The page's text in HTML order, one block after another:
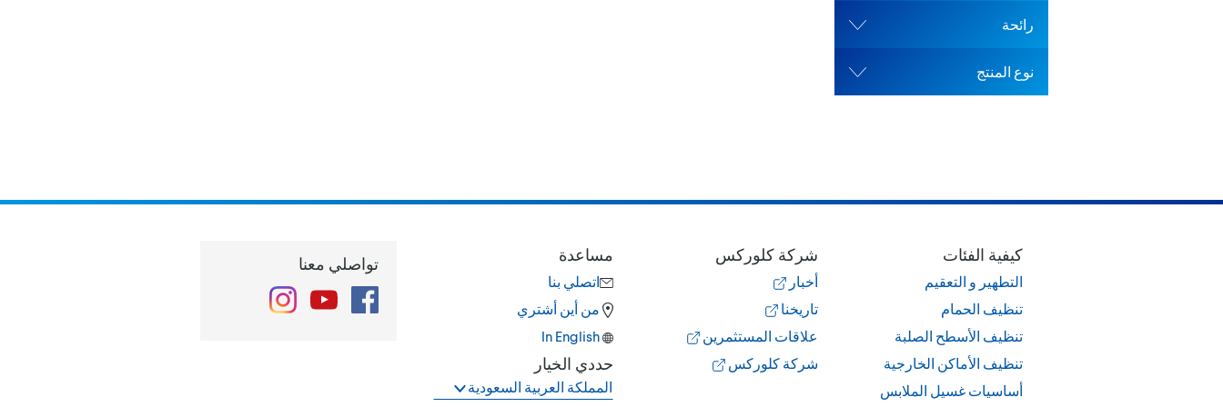
رائحة
نوع المنتج
كيفية الفئات
التطهير و التعقيم
تنظيف الحمام
تنظيف الأسطح الصلبة
تنظيف الأماكن الخارجية
أساسيات غسيل الملابس
شركة كلوركس
أخبار
تاريخنا
علاقات المستثمرين
شركة كلوركس
مساعدة
اتصلي بنا
من أين أشتري
hsilgnE nI
حددي الخيار
المملكة العربية السعودية
تواصلي معنا
Facebook
YouTube
Instagram